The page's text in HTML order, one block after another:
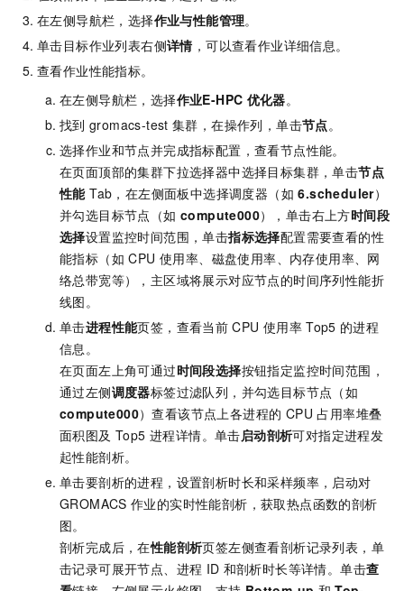
在左侧导航栏，选择作业与性能管理。
单击目标作业列表右侧详情，可以查看作业详细信息。
查看作业性能指标。
在左侧导航栏，选择作业E-HPC 优化器。
找到 gromacs-test 集群，在操作列，单击节点。
选择作业和节点并完成指标配置，查看节点性能。
在页面顶部的集群下拉选择器中选择目标集群，单击节点
性能Tab，在左侧面板中选择调度器（如6.scheduler）
并勾选目标节点（如 compute000），单击右上方时间段
选择设置监控时间范围，单击指标选择配置需要查看的性
能指标（如 CPU 使用率、磁盘使用率、内存使用率、网
络总带宽等），主区域将展示对应节点的时间序列性能折
线图。
单击进程性能页签，查看当前 CPU 使用率 Top5 的进程
信息。
在页面左上角可通过时间段选择按钮指定监控时间范围，
通过左侧调度器标签过滤队列，并勾选目标节点（如
compute000）查看该节点上各进程的 CPU 占用率堆叠
面积图及 Top5 进程详情。单击启动剖析可对指定进程发
起性能剖析。
单击要剖析的进程，设置剖析时长和采样频率，启动对
GROMACS 作业的实时性能剖析，获取热点函数的剖析
图。
剖析完成后，在性能剖析页签左侧查看剖析记录列表，单
击记录可展开节点、进程 ID 和剖析时长等详情。单击查